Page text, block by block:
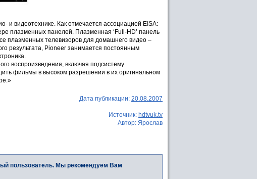
и видеотехнике. Как отмечается ассоциацией EISA:
плазменных панелей. Плазменная ‘Full-HD’ панель
плазменных телевизоров для домашнего видео –
результата, Pioneer занимается постоянным
воспроизведения, включая подсистему
фильмы в высоком разрешении в их оригинальном
Дата публикации: 20.08.2007
Источник: hdtvuk.tv
Автор: Ярослав
пользователь. Мы рекомендуем Вам